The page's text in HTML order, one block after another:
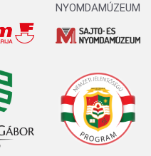
NYOMDAMÚZEUM